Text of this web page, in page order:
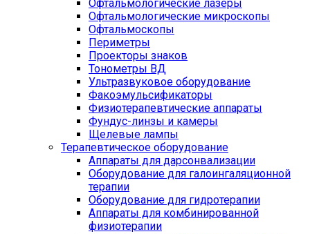
Офтальмологические лазеры
Офтальмологические микроскопы
Офтальмоскопы
Периметры
Проекторы знаков
Тонометры ВД
Ультразвуковое оборудование
Факоэмульсификаторы
Физиотерапевтические аппараты
Фундус-линзы и камеры
Щелевые лампы
Терапевтическое оборудование
Аппараты для дарсонвализации
Оборудование для галоингаляционной
терапии
Оборудование для гидротерапии
Аппараты для комбинированной
физиотерапии